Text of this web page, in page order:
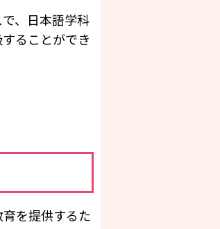
、日本語学科
ることができ
を提供するた